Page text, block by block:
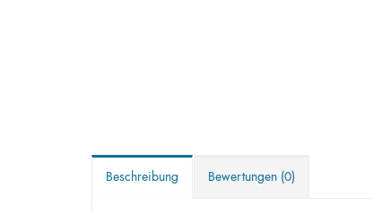
Beschreibung Bewertungen (0)